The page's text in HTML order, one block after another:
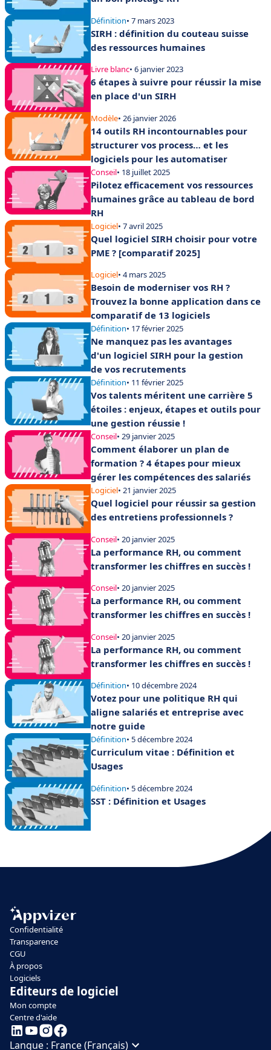
Définition• 7 mars 2023
SIRH : définition du couteau suisse
des ressources humaines
Livre blanc• 6 janvier 2023
6 étapes à suivre pour réussir la mise
en place d'un SIRH
Modèle• 26 janvier 2026
14 outils RH incontournables pour
structurer vos process… et les
logiciels pour les automatiser
Conseil• 18 juillet 2025
Pilotez efficacement vos ressources
humaines grâce au tableau de bord
RH
Logiciel• 7 avril 2025
Quel logiciel SIRH choisir pour votre
PME ? [comparatif 2025]
Logiciel• 4 mars 2025
Besoin de moderniser vos RH ?
Trouvez la bonne application dans ce
comparatif de 13 logiciels
Définition• 17 février 2025
Ne manquez pas les avantages
d'un logiciel SIRH pour la gestion
de vos recrutements
Définition• 11 février 2025
Vos talents méritent une carrière 5
étoiles : enjeux, étapes et outils pour
une gestion réussie !
Conseil• 29 janvier 2025
Comment élaborer un plan de
formation ? 4 étapes pour mieux
gérer les compétences des salariés
Logiciel• 21 janvier 2025
Quel logiciel pour réussir sa gestion
des entretiens professionnels ?
Conseil• 20 janvier 2025
La performance RH, ou comment
transformer les chiffres en succès !
Conseil• 20 janvier 2025
La performance RH, ou comment
transformer les chiffres en succès !
Conseil• 20 janvier 2025
La performance RH, ou comment
transformer les chiffres en succès !
Définition• 10 décembre 2024
Votez pour une politique RH qui
aligne salariés et entreprise avec
notre guide
Définition• 5 décembre 2024
Curriculum vitae : Définition et
Usages
Définition• 5 décembre 2024
SST : Définition et Usages
Confidentialité
Transparence
CGU
À propos
Logiciels
Editeurs de logiciel
Mon compte
Centre d'aide
Langue : France (Français)